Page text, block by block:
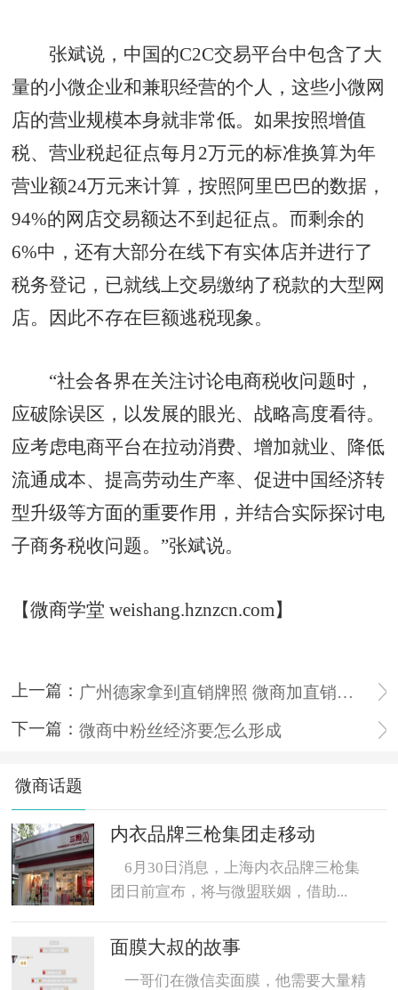
张斌说，中国的C2C交易平台中包含了大
量的小微企业和兼职经营的个人，这些小微网
店的营业规模本身就非常低。如果按照增值
税、营业税起征点每月2万元的标准换算为年
营业额24万元来计算，按照阿里巴巴的数据，
94%的网店交易额达不到起征点。而剩余的
6%中，还有大部分在线下有实体店并进行了
税务登记，已就线上交易缴纳了税款的大型网
店。因此不存在巨额逃税现象。
“社会各界在关注讨论电商税收问题时，
应破除误区，以发展的眼光、战略高度看待。
应考虑电商平台在拉动消费、增加就业、降低
流通成本、提高劳动生产率、促进中国经济转
型升级等方面的重要作用，并结合实际探讨电
子商务税收问题。”张斌说。
【微商学堂 weishang.hznzcn.com】
上一篇：
广州德家拿到直销牌照 微商加直销监管仍是空白
下一篇：微商中粉丝经济要怎么形成
微商话题
内衣品牌三枪集团走移动
6月30日消息，上海内衣品牌三枪集
团日前宣布，将与微盟联姻，借助...
面膜大叔的故事
一哥们在微信卖面膜，他需要大量精